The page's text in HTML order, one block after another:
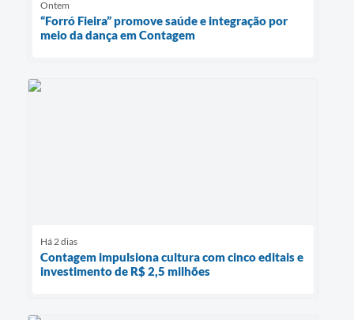
Ontem
“Forró Fieira” promove saúde e integração por
meio da dança em Contagem
Há 2 dias
Contagem impulsiona cultura com cinco editais e
investimento de R$ 2,5 milhões